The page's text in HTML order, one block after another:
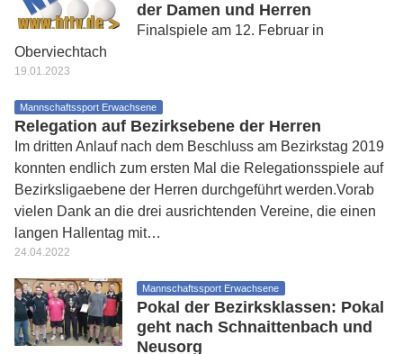
der Damen und Herren
Finalspiele am 12. Februar in
Oberviechtach
19.01.2023
Mannschaftssport Erwachsene
Relegation auf Bezirksebene der Herren
Im dritten Anlauf nach dem Beschluss am Bezirkstag 2019
konnten endlich zum ersten Mal die Relegationsspiele auf
Bezirksligaebene der Herren durchgeführt werden.Vorab
vielen Dank an die drei ausrichtenden Vereine, die einen
langen Hallentag mit…
24.04.2022
Mannschaftssport Erwachsene
Pokal der Bezirksklassen: Pokal
geht nach Schnaittenbach und
Neusorg